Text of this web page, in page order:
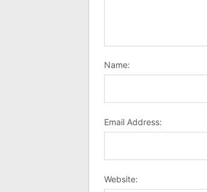
Name:
Email Address:
Website: